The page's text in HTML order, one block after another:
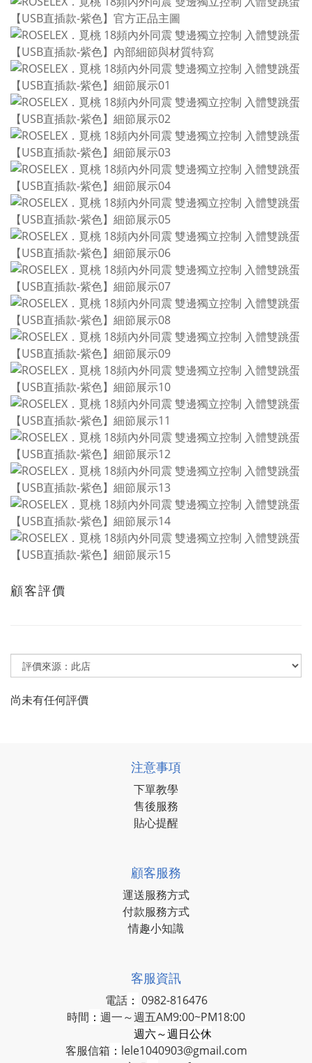
顧客評價
尚未有任何評價
注意事項
下單教學
售後服務
貼心提醒
顧客服務
運送服務方式
付款服務方式
情趣小知識
客服資訊
電話： 0982-816476
時間 ： 週一～週五AM9:00~PM18:00
週六～週日公休
客服信箱 ： lele1040903@gmail.com